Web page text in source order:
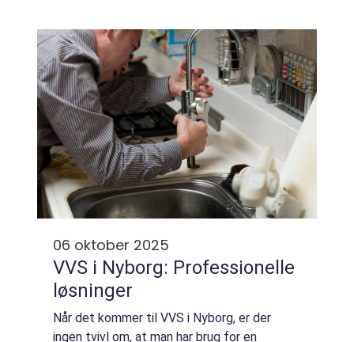
06 oktober 2025
VVS i Nyborg: Professionelle
løsninger
Når det kommer til VVS i Nyborg, er der
ingen tvivl om, at man har brug for en